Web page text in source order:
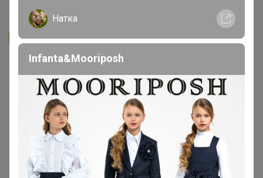
Запомнить Забыли пароль?
Войти
Регистрация
Войти с помощью других сервисов
Натка
Infanta&Mooriposh